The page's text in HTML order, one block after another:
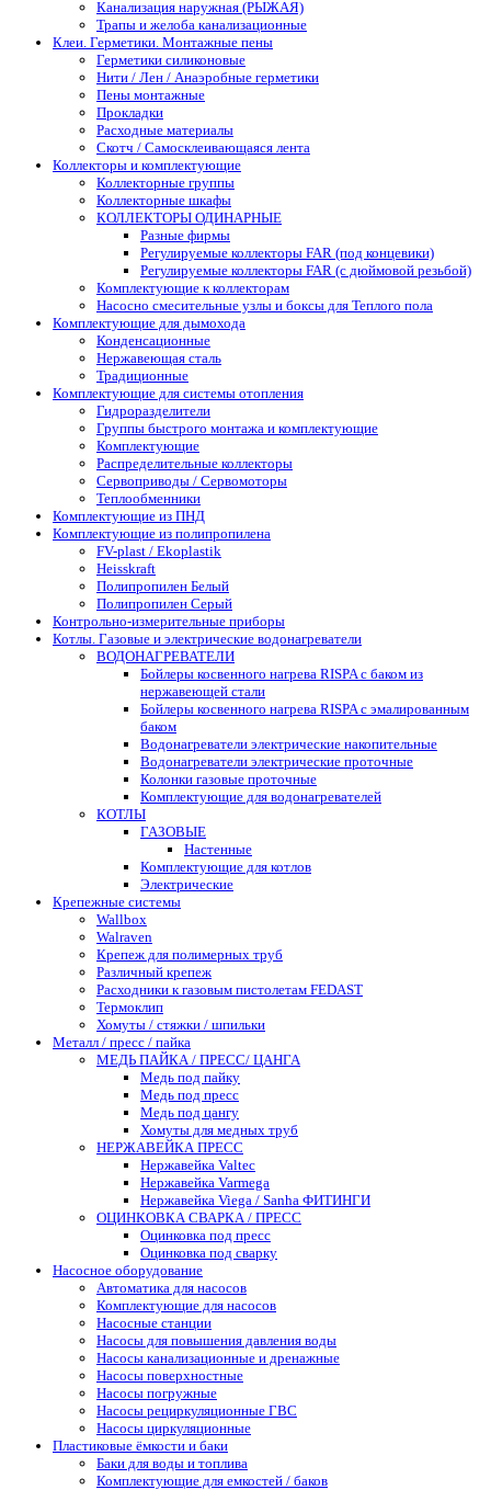
Канализация наружная (РЫЖАЯ)
Трапы и желоба канализационные
Клеи. Герметики. Монтажные пены
Герметики силиконовые
Нити / Лен / Анаэробные герметики
Пены монтажные
Прокладки
Расходные материалы
Скотч / Самосклеивающаяся лента
Коллекторы и комплектующие
Коллекторные группы
Коллекторные шкафы
КОЛЛЕКТОРЫ ОДИНАРНЫЕ
Разные фирмы
Регулируемые коллекторы FAR (под концевики)
Регулируемые коллекторы FAR (с дюймовой резьбой)
Комплектующие к коллекторам
Насосно смесительные узлы и боксы для Теплого пола
Комплектующие для дымохода
Конденсационные
Нержавеющая сталь
Традиционные
Комплектующие для системы отопления
Гидроразделители
Группы быстрого монтажа и комплектующие
Комплектующие
Распределительные коллекторы
Сервоприводы / Сервомоторы
Теплообменники
Комплектующие из ПНД
Комплектующие из полипропилена
FV-plast / Ekoplastik
Heisskraft
Полипропилен Белый
Полипропилен Серый
Контрольно-измерительные приборы
Котлы. Газовые и электрические водонагреватели
ВОДОНАГРЕВАТЕЛИ
Бойлеры косвенного нагрева RISPA с баком из
нержавеющей стали
Бойлеры косвенного нагрева RISPA с эмалированным
баком
Водонагреватели электрические накопительные
Водонагреватели электрические проточные
Колонки газовые проточные
Комплектующие для водонагревателей
КОТЛЫ
ГАЗОВЫЕ
Настенные
Комплектующие для котлов
Электрические
Крепежные системы
Wallbox
Walraven
Крепеж для полимерных труб
Различный крепеж
Расходники к газовым пистолетам FEDAST
Термоклип
Хомуты / стяжки / шпильки
Металл / пресс / пайка
МЕДЬ ПАЙКА / ПРЕСС/ ЦАНГА
Медь под пайку
Медь под пресс
Медь под цангу
Хомуты для медных труб
НЕРЖАВЕЙКА ПРЕСС
Нержавейка Valtec
Нержавейка Varmega
Нержавейка Viega / Sanha ФИТИНГИ
ОЦИНКОВКА СВАРКА / ПРЕСС
Оцинковка под пресс
Оцинковка под сварку
Насосное оборудование
Автоматика для насосов
Комплектующие для насосов
Насосные станции
Насосы для повышения давления воды
Насосы канализационные и дренажные
Насосы поверхностные
Насосы погружные
Насосы рециркуляционные ГВС
Насосы циркуляционные
Пластиковые ёмкости и баки
Баки для воды и топлива
Комплектующие для емкостей / баков